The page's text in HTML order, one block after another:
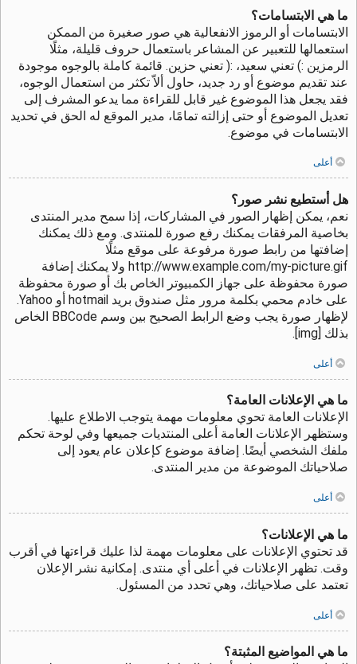
ما هي الابتسامات؟
الابتسامات أو الرموز الانفعالية هي صور صغيرة من الممكن
استعمالها للتعبير عن المشاعر باستعمال حروف قليلة، مثلًا
الرمزين :) تعني سعيد، :( تعني حزين. قائمة كاملة بالوجوه موجودة
عند تقديم موضوع أو رد جديد، حاول ألاّ تكثر من استعمال الوجوه،
فقد يجعل هذا الموضوع غير قابل للقراءة مما يدعو المشرف إلى
تعديل الموضوع أو حتى إزالته تمامًا، مدير الموقع له الحق في تحديد
الابتسامات في موضوع.
أعلى
هل أستطيع نشر صور؟
نعم، يمكن إظهار الصور في المشاركات، إذا سمح مدير المنتدى
بخاصية المرفقات يمكنك رفع صورة للمنتدى. ومع ذلك يمكنك
إضافتها من رابط صورة مرفوعة على موقع مثلًا
http://www.example.com/my-picture.gif ولا يمكنك إضافة
صورة محفوظة على جهاز الكمبيوتر الخاص بك أو صورة محفوظة
على خادم محمي بكلمة مرور مثل صندوق بريد hotmail أو Yahoo.
لإظهار صورة يجب وضع الرابط الصحيح بين وسم BBCode الخاص
بذلك [img].
أعلى
ما هي الإعلانات العامة؟
الإعلانات العامة تحوي معلومات مهمة يتوجب الاطلاع عليها.
وستظهر الإعلانات العامة أعلى المنتديات جميعها وفي لوحة تحكم
ملفك الشخصي أيضًا. إضافة موضوع كإعلان عام يعود إلى
صلاحياتك الموضوعة من مدير المنتدى.
أعلى
ما هي الإعلانات؟
قد تحتوي الإعلانات على معلومات مهمة لذا عليك قراءتها في أقرب
وقت. تظهر الإعلانات في أعلى أي منتدى. إمكانية نشر الإعلان
تعتمد على صلاحياتك، وهي تحدد من المسئول.
أعلى
ما هي المواضيع المثبتة؟